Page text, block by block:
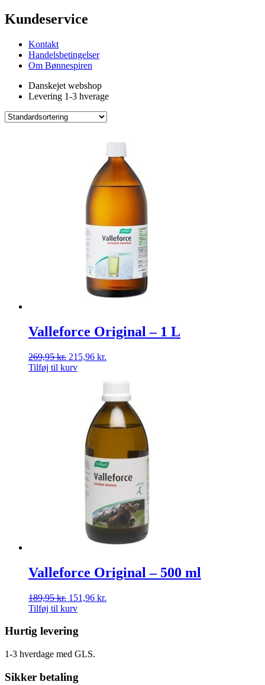
Kundeservice
Kontakt
Handelsbetingelser
Om Bønnespiren
Danskejet webshop
Levering 1-3 hverage
Valleforce Original – 1 L
269,95kr. 215,96 kr.
Tilføj til kurv
Valleforce Original – 500 ml
189,95kr. 151,96 kr.
Tilføj til kurv
Hurtig levering
1-3 hverdage med GLS.
Sikker betaling